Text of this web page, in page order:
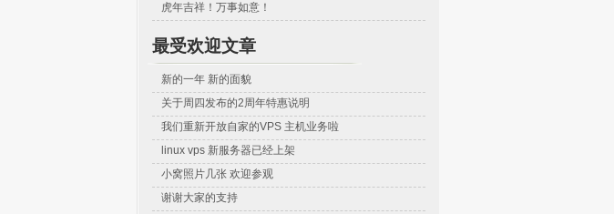
虎年吉祥！万事如意！
最受欢迎文章
新的一年 新的面貌
关于周四发布的2周年特惠说明
我们重新开放自家的VPS 主机业务啦
linux vps 新服务器已经上架
小窝照片几张 欢迎参观
谢谢大家的支持